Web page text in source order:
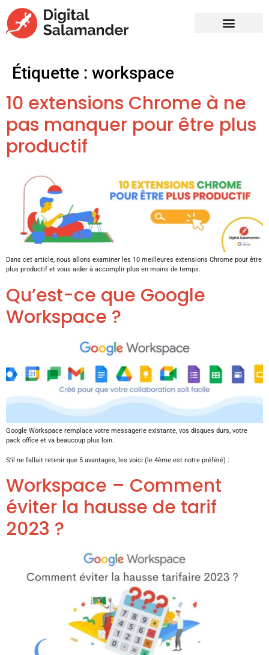
Étiquette : workspace
10 extensions Chrome à ne
pas manquer pour être plus
productif
Dans cet article, nous allons examiner les 10 meilleures extensions Chrome pour être
plus productif et vous aider à accomplir plus en moins de temps.
Qu’est-ce que Google
Workspace ?
Google Workspace remplace votre messagerie existante, vos disques durs, votre
pack office et va beaucoup plus loin.
S’il ne fallait retenir que 5 avantages, les voici (le 4ème est notre préféré) :
Workspace – Comment
éviter la hausse de tarif
2023 ?